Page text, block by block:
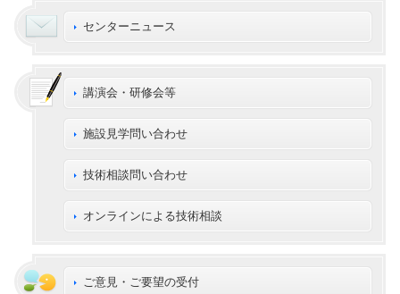
センターニュース
講演会・研修会等
施設見学問い合わせ
技術相談問い合わせ
オンラインによる技術相談
ご意見・ご要望の受付